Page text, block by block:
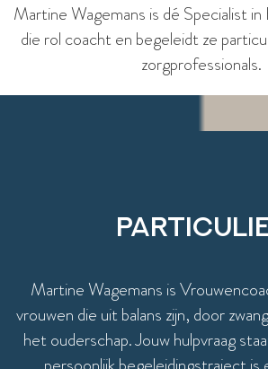
Martine Wagemans is dé Specialist
die rol coacht en begeleidt ze
zorgprofessionals.
Martine Wagemans is
vrouwen die uit balans zijn, door
het ouderschap. Jouw hulpvraag